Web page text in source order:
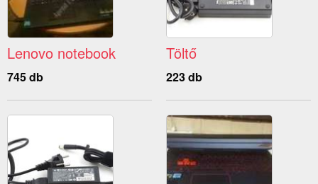
Lenovo notebook
745 db
Töltő
223 db